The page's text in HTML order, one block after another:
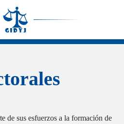
de sus esfuerzos a la formación de